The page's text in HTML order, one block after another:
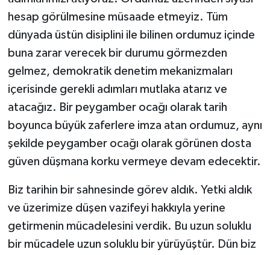
hesap görülmesine müsaade etmeyiz. Tüm
dünyada üstün disiplini ile bilinen ordumuz içinde
buna zarar verecek bir durumu görmezden
gelmez, demokratik denetim mekanizmaları
içerisinde gerekli adımları mutlaka atarız ve
atacağız. Bir peygamber ocağı olarak tarih
boyunca büyük zaferlere imza atan ordumuz, aynı
şekilde peygamber ocağı olarak görünen dosta
güven düşmana korku vermeye devam edecektir.
Biz tarihin bir sahnesinde görev aldık. Yetki aldık
ve üzerimize düşen vazifeyi hakkıyla yerine
getirmenin mücadelesini verdik. Bu uzun soluklu
bir mücadele uzun soluklu bir yürüyüştür. Dün biz